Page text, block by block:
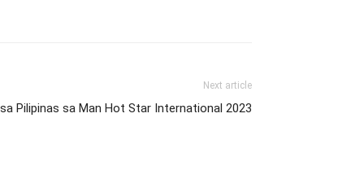
Next article
Pilipinas sa Man Hot Star International 2023